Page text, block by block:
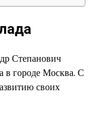
Степанович
в городе Москва. С
своих